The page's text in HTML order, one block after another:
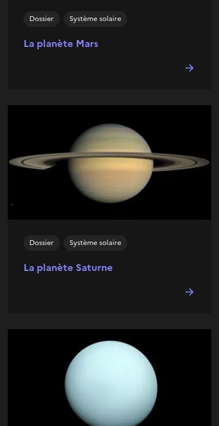
La planète Mars
Dossier Système solaire
La planète Saturne
Dossier Système solaire